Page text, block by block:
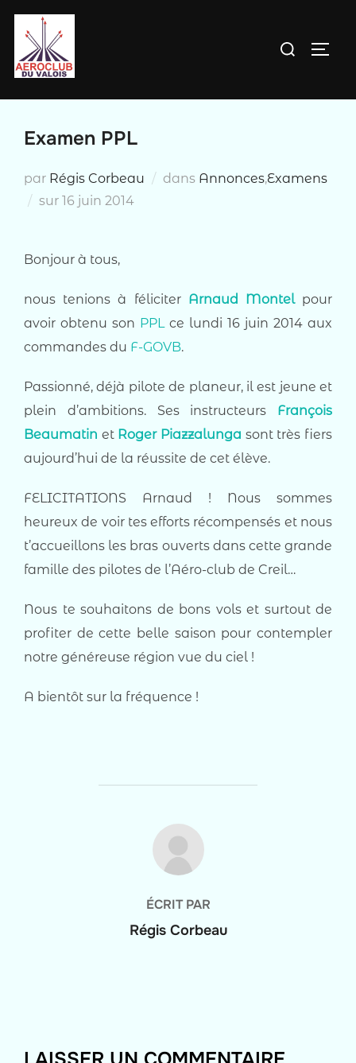
contenu
Rechercher :
Examen PPL
par Régis Corbeau dans Annonces,Examens
sur Publié
16 juin 2014
Bonjour à tous,
nous tenions à féliciter Arnaud Montelpour
avoir obtenu son PPLce lundi 16 juin 2014 aux
commandes du F-GOVB.
Passionné, déjà pilote de planeur, il est jeune et
plein d’ambitions. Ses instructeurs François
Beaumatin et Roger Piazzalunga sont très fiers
aujourd’hui de la réussite de cet élève.
FELICITATIONS Arnaud ! Nous sommes
heureux de voir tes efforts récompensés et nous
t’accueillons les bras ouverts dans cette grande
famille des pilotes de l’Aéro-club de Creil…
Nous te souhaitons de bons vols et surtout de
profiter de cette belle saison pour contempler
notre généreuse région vue du ciel !
A bientôt sur la fréquence !
AUTEUR DE LA PUBLICATION
ÉCRIT PAR
Régis Corbeau